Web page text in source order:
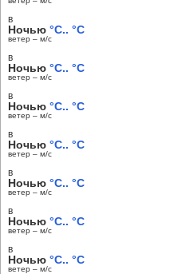
в
Ночью °C.. °C
ветер – м/c
в
Ночью °C.. °C
ветер – м/c
в
Ночью °C.. °C
ветер – м/c
в
Ночью °C.. °C
ветер – м/c
в
Ночью °C.. °C
ветер – м/c
в
Ночью °C.. °C
ветер – м/c
в
Ночью °C.. °C
ветер – м/c